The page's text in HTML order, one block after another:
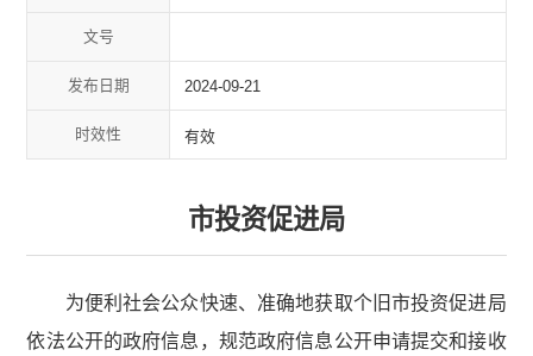
文号
发布日期 2024-09-21
时效性 有效
市投资促进局
为便利社会公众快速、准确地获取个旧市投资促进局
依法公开的政府信息，规范政府信息公开申请提交和接收